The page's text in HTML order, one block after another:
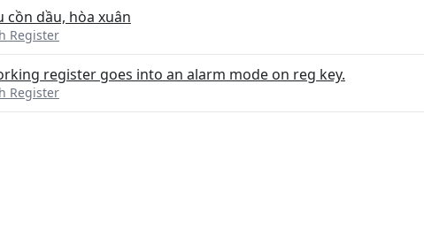
cồn dầu, hòa xuân
Register
register goes into an alarm mode on reg key.
Register